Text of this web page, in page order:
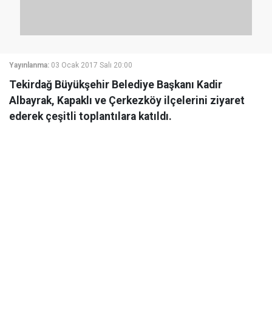
Yayınlanma: 03 Ocak 2017 Salı 20:00
Tekirdağ Büyükşehir Belediye Başkanı Kadir
Albayrak, Kapaklı ve Çerkezköy ilçelerini ziyaret
ederek çeşitli toplantılara katıldı.